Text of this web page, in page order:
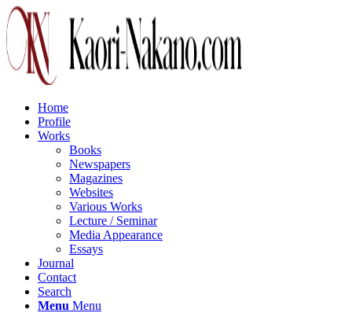
Home
Profile
Works
Books
Newspapers
Magazines
Websites
Various Works
Lecture / Seminar
Media Appearance
Essays
Journal
Contact
Search
Menu Menu